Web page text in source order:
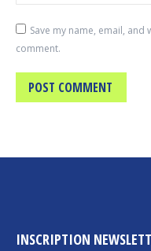
Save my name, email,
comment.
POST COMMENT
INSCRIPTION